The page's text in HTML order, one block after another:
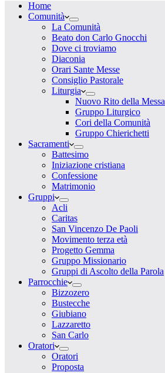
Home
Comunità
La Comunità
Beato don Carlo Gnocchi
Dove ci troviamo
Diaconia
Orari Sante Messe
Consiglio Pastorale
Liturgia
Nuovo Rito della Messa
Gruppo Liturgico
Cori della Comunità
Gruppo Chierichetti
Sacramenti
Battesimo
Iniziazione cristiana
Confessione
Matrimonio
Gruppi
Acli
Caritas
San Vincenzo De Paoli
Movimento terza età
Progetto Gemma
Gruppo Missionario
Gruppi di Ascolto della Parola
Parrocchie
Bizzozero
Bustecche
Giubiano
Lazzaretto
San Carlo
Oratori
Oratori
Proposta